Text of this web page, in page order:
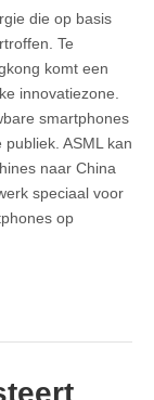
die op basis
Te
komt een
innovatiezone.
smartphones
ASML kan
naar China
speciaal voor
op